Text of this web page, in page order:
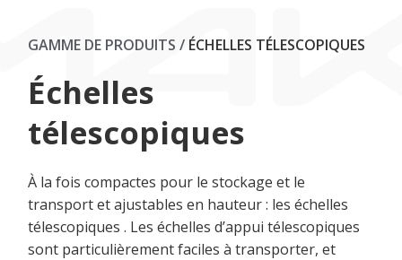
GAMME DE PRODUITS / ÉCHELLES TÉLESCOPIQUES
Échelles
télescopiques
À la fois compactes pour le stockage et le
transport et ajustables en hauteur : les échelles
télescopiques . Les échelles d’appui télescopiques
sont particulièrement faciles à transporter, et